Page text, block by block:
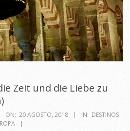
Zeit und die Liebe zu
ON: 20 AGOSTO, 2018 IN: DESTINOS